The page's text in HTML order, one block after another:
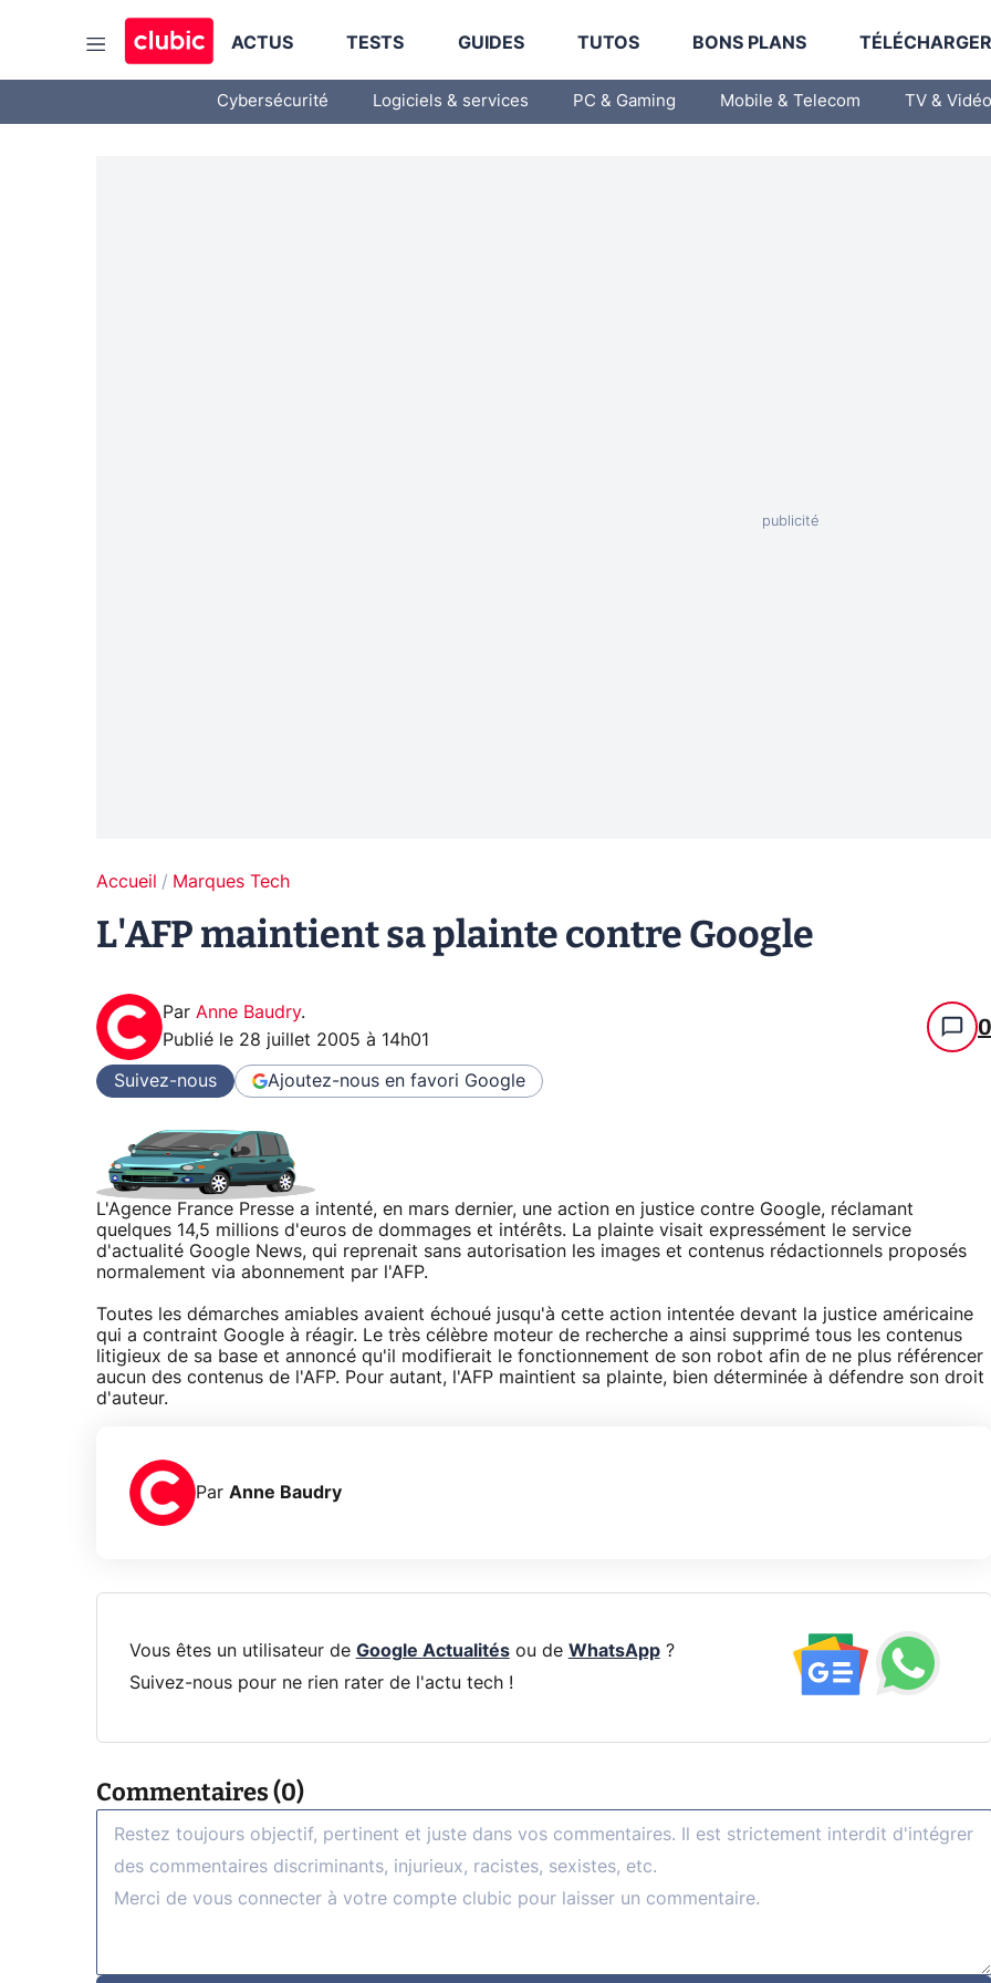
ACTUS TESTS GUIDES TUTOS BONS PLANS
Cybersécurité Logiciels & services PC & Gaming Mobile & Telecom TV & Vidéo
Accueil Marques Tech
L'AFP maintient sa plainte contre Google
Par Anne Baudry.
Publié le 28 juillet 2005 à 14h01 0
Suivez-nous Ajoutez-nous en favori Google
L'Agence France Presse a intenté, en mars dernier, une action en justice contre Google, réclamant
quelques 14,5 millions d'euros de dommages et intérêts. La plainte visait expressément le service
d'actualité Google News, qui reprenait sans autorisation les images et contenus rédactionnels proposés
normalement via abonnement par l'AFP.
Toutes les démarches amiables avaient échoué jusqu'à cette action intentée devant la justice américaine
qui a contraint Google à réagir. Le très célèbre moteur de recherche a ainsi supprimé tous les contenus
litigieux de sa base et annoncé qu'il modifierait le fonctionnement de son robot afin de ne plus référencer
aucun des contenus de l'AFP. Pour autant, l'AFP maintient sa plainte, bien déterminée à défendre son droit
d'auteur.
Par Anne Baudry
Vous êtes un utilisateur de Google Actualitésou de WhatsApp?
Suivez-nous pour ne rien rater de l'actu tech !
Commentaires (0)